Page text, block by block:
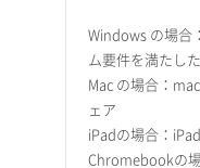
Windows の場合
ム要件を満たし
Mac の場合：
ェア
iPadの場合：
Chromebookの